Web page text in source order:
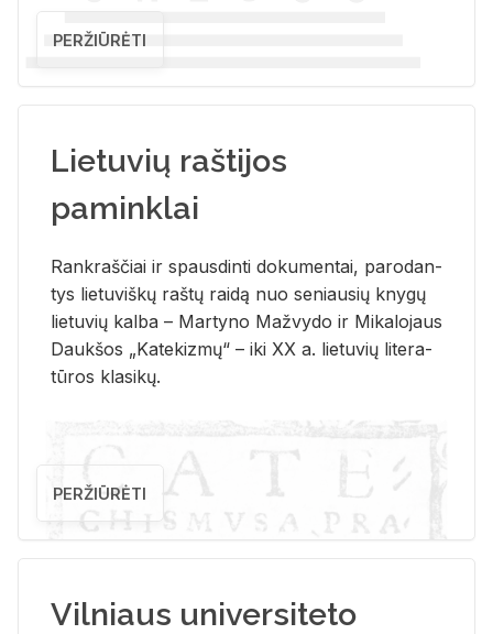
PERŽIŪRĖTI
Lietuvių raštijos
paminklai
Rank­raš­čiai ir spaus­din­ti do­ku­men­tai, pa­ro­dan­
tys lie­tu­viš­kų raš­tų rai­dą nuo se­niau­sių kny­gų
lie­tu­vių kal­ba – Mar­ty­no Ma­žvy­do ir Mi­ka­lo­jaus
Dauk­šos „Ka­te­kiz­mų“ – iki XX a. lie­tu­vių li­te­ra­
tū­ros kla­si­kų.
PERŽIŪRĖTI
Vilniaus universiteto